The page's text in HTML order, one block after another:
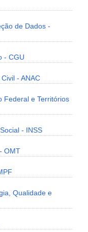
de Dados -
- CGU
- ANAC
Federal e Territórios
- INSS
OMT
Qualidade e